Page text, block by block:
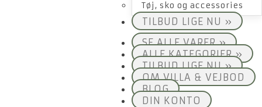
Tøj, sko og accessories
TILBUD LIGE NU »
SE ALLE VARER »
ALLE KATEGORIER »
TILBUD LIGE NU »
OM VILLA & VEJBOD
BLOG
DIN KONTO